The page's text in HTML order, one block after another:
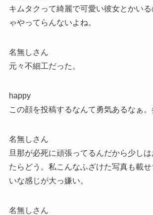
キムタクって綺麗で可愛い彼女とかい
ゃやってらんないよね。
名無しさん
元々不細工だった。
happy
この顔を投稿するなんて勇気あるなぁ。
名無しさん
旦那が必死に頑張ってるんだから少し
たらどう。私こんなふざけた写真も載
いな感じが大っ嫌い。
名無しさん